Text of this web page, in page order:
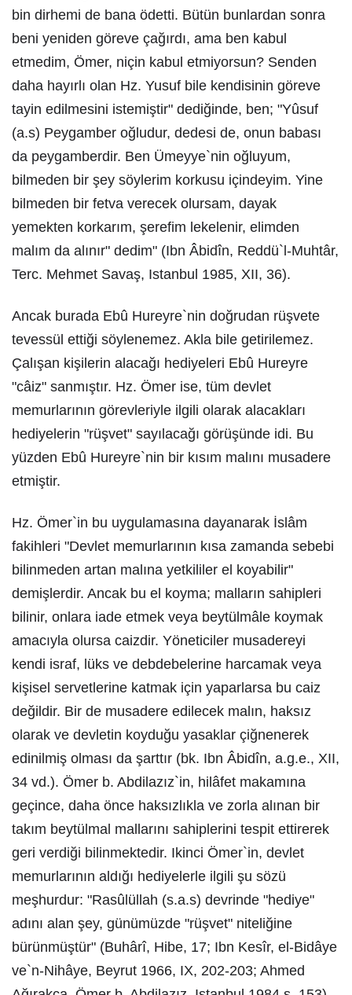
bin dirhemi de bana ödetti. Bütün bunlardan sonra
beni yeniden göreve çağırdı, ama ben kabul
etmedim, Ömer, niçin kabul etmiyorsun? Senden
daha hayırlı olan Hz. Yusuf bile kendisinin göreve
tayin edilmesini istemiştir" dediğinde, ben; "Yûsuf
(a.s) Peygamber oğludur, dedesi de, onun babası
da peygamberdir. Ben Ümeyye`nin oğluyum,
bilmeden bir şey söylerim korkusu içindeyim. Yine
bilmeden bir fetva verecek olursam, dayak
yemekten korkarım, şerefim lekelenir, elimden
malım da alınır" dedim" (Ibn Âbidîn, Reddü`l-Muhtâr,
Terc. Mehmet Savaş, Istanbul 1985, XII, 36).
Ancak burada Ebû Hureyre`nin doğrudan rüşvete
tevessül ettiği söylenemez. Akla bile getirilemez.
Çalışan kişilerin alacağı hediyeleri Ebû Hureyre
"câiz" sanmıştır. Hz. Ömer ise, tüm devlet
memurlarının görevleriyle ilgili olarak alacakları
hediyelerin "rüşvet" sayılacağı görüşünde idi. Bu
yüzden Ebû Hureyre`nin bir kısım malını musadere
etmiştir.
Hz. Ömer`in bu uygulamasına dayanarak İslâm
fakihleri "Devlet memurlarının kısa zamanda sebebi
bilinmeden artan malına yetkililer el koyabilir"
demişlerdir. Ancak bu el koyma; malların sahipleri
bilinir, onlara iade etmek veya beytülmâle koymak
amacıyla olursa caizdir. Yöneticiler musadereyi
kendi israf, lüks ve debdebelerine harcamak veya
kişisel servetlerine katmak için yaparlarsa bu caiz
değildir. Bir de musadere edilecek malın, haksız
olarak ve devletin koyduğu yasaklar çiğnenerek
edinilmiş olması da şarttır (bk. Ibn Âbidîn, a.g.e., XII,
34 vd.). Ömer b. Abdilazız`in, hilâfet makamına
geçince, daha önce haksızlıkla ve zorla alınan bir
takım beytülmal mallarını sahiplerini tespit ettirerek
geri verdiği bilinmektedir. Ikinci Ömer`in, devlet
memurlarının aldığı hediyelerle ilgili şu sözü
meşhurdur: "Rasûlüllah (s.a.s) devrinde "hediye"
adını alan şey, günümüzde "rüşvet" niteliğine
bürünmüştür" (Buhârî, Hibe, 17; Ibn Kesîr, el-Bidâye
ve`n-Nihâye, Beyrut 1966, IX, 202-203; Ahmed